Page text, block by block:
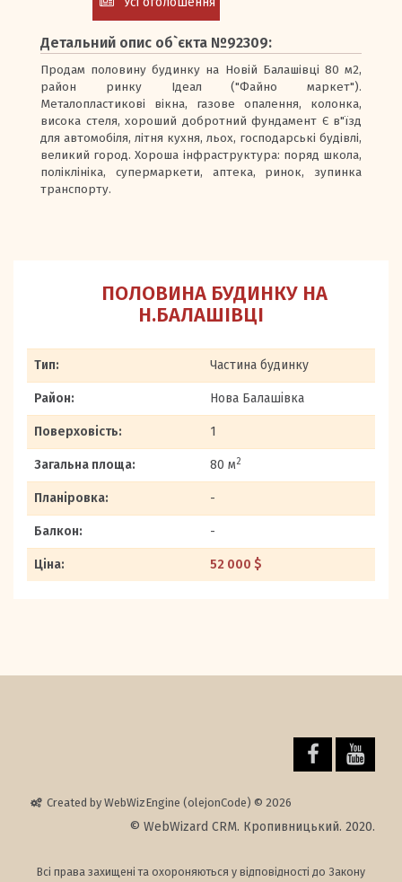
Детальний опис об`єкта №92309:
Продам половину будинку на Новій Балашівці 80 м2,
район ринку Ідеал ("Файно маркет").
Металопластикові вікна, газове опалення, колонка,
висока стеля, хороший добротний фундамент Є в"їзд
для автомобіля, літня кухня, льох, господарські будівлі,
великий город. Хороша інфраструктура: поряд школа,
поліклініка, супермаркети, аптека, ринок, зупинка
транспорту.
ПОЛОВИНА БУДИНКУ НА
Н.БАЛАШІВЦІ
Тип: Частина будинку
Район: Нова Балашівка
Поверховість: 1
Загальна площа: 80 м2
Планіровка: -
Балкон: -
Ціна: 52 000 $
Created by WebWizEngine (olejonCode) © 2026
© WebWizard CRM. Кропивницький. 2020.
Всі права захищені та охороняються у відповідності до Закону